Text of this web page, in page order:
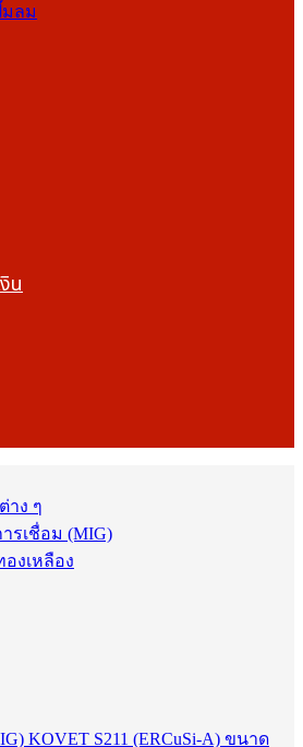
มลม
น
าง ๆ
รเชื่อม (MIG)
งเหลือง
KOVET S211 (ERCuSi-A) ขนาด